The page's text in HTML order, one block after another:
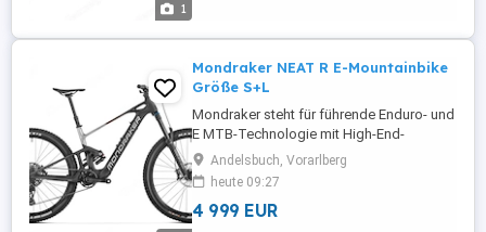
1
BR-MT420 ...
Mondraker NEAT R E-Mountainbike
Größe S+L
Mondraker steht für führende Enduro- und
E MTB-Technologie mit High-End-
Komponenten und Fokus auf
Performance. In verschiedenen
Rahmengrößen vorrätig: S + L Neupreis
7.999 - Motor: TQ HPR-50 360 Wh - 150
Andelsbuch, Vorarlberg
heute 09:27
4 999 EUR